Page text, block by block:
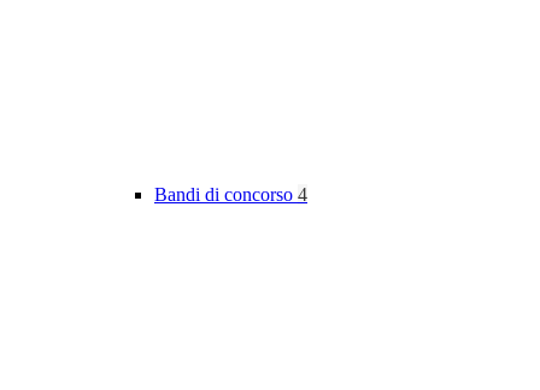
Bandi di concorso 4